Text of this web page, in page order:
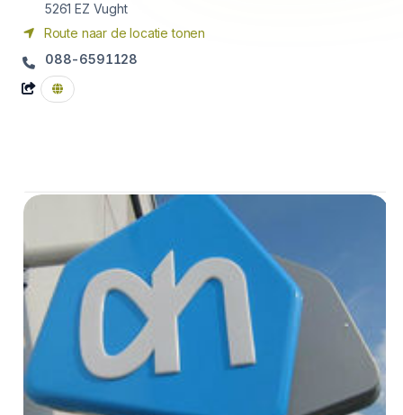
5261 EZ Vught
Route naar de locatie tonen
088-6591128